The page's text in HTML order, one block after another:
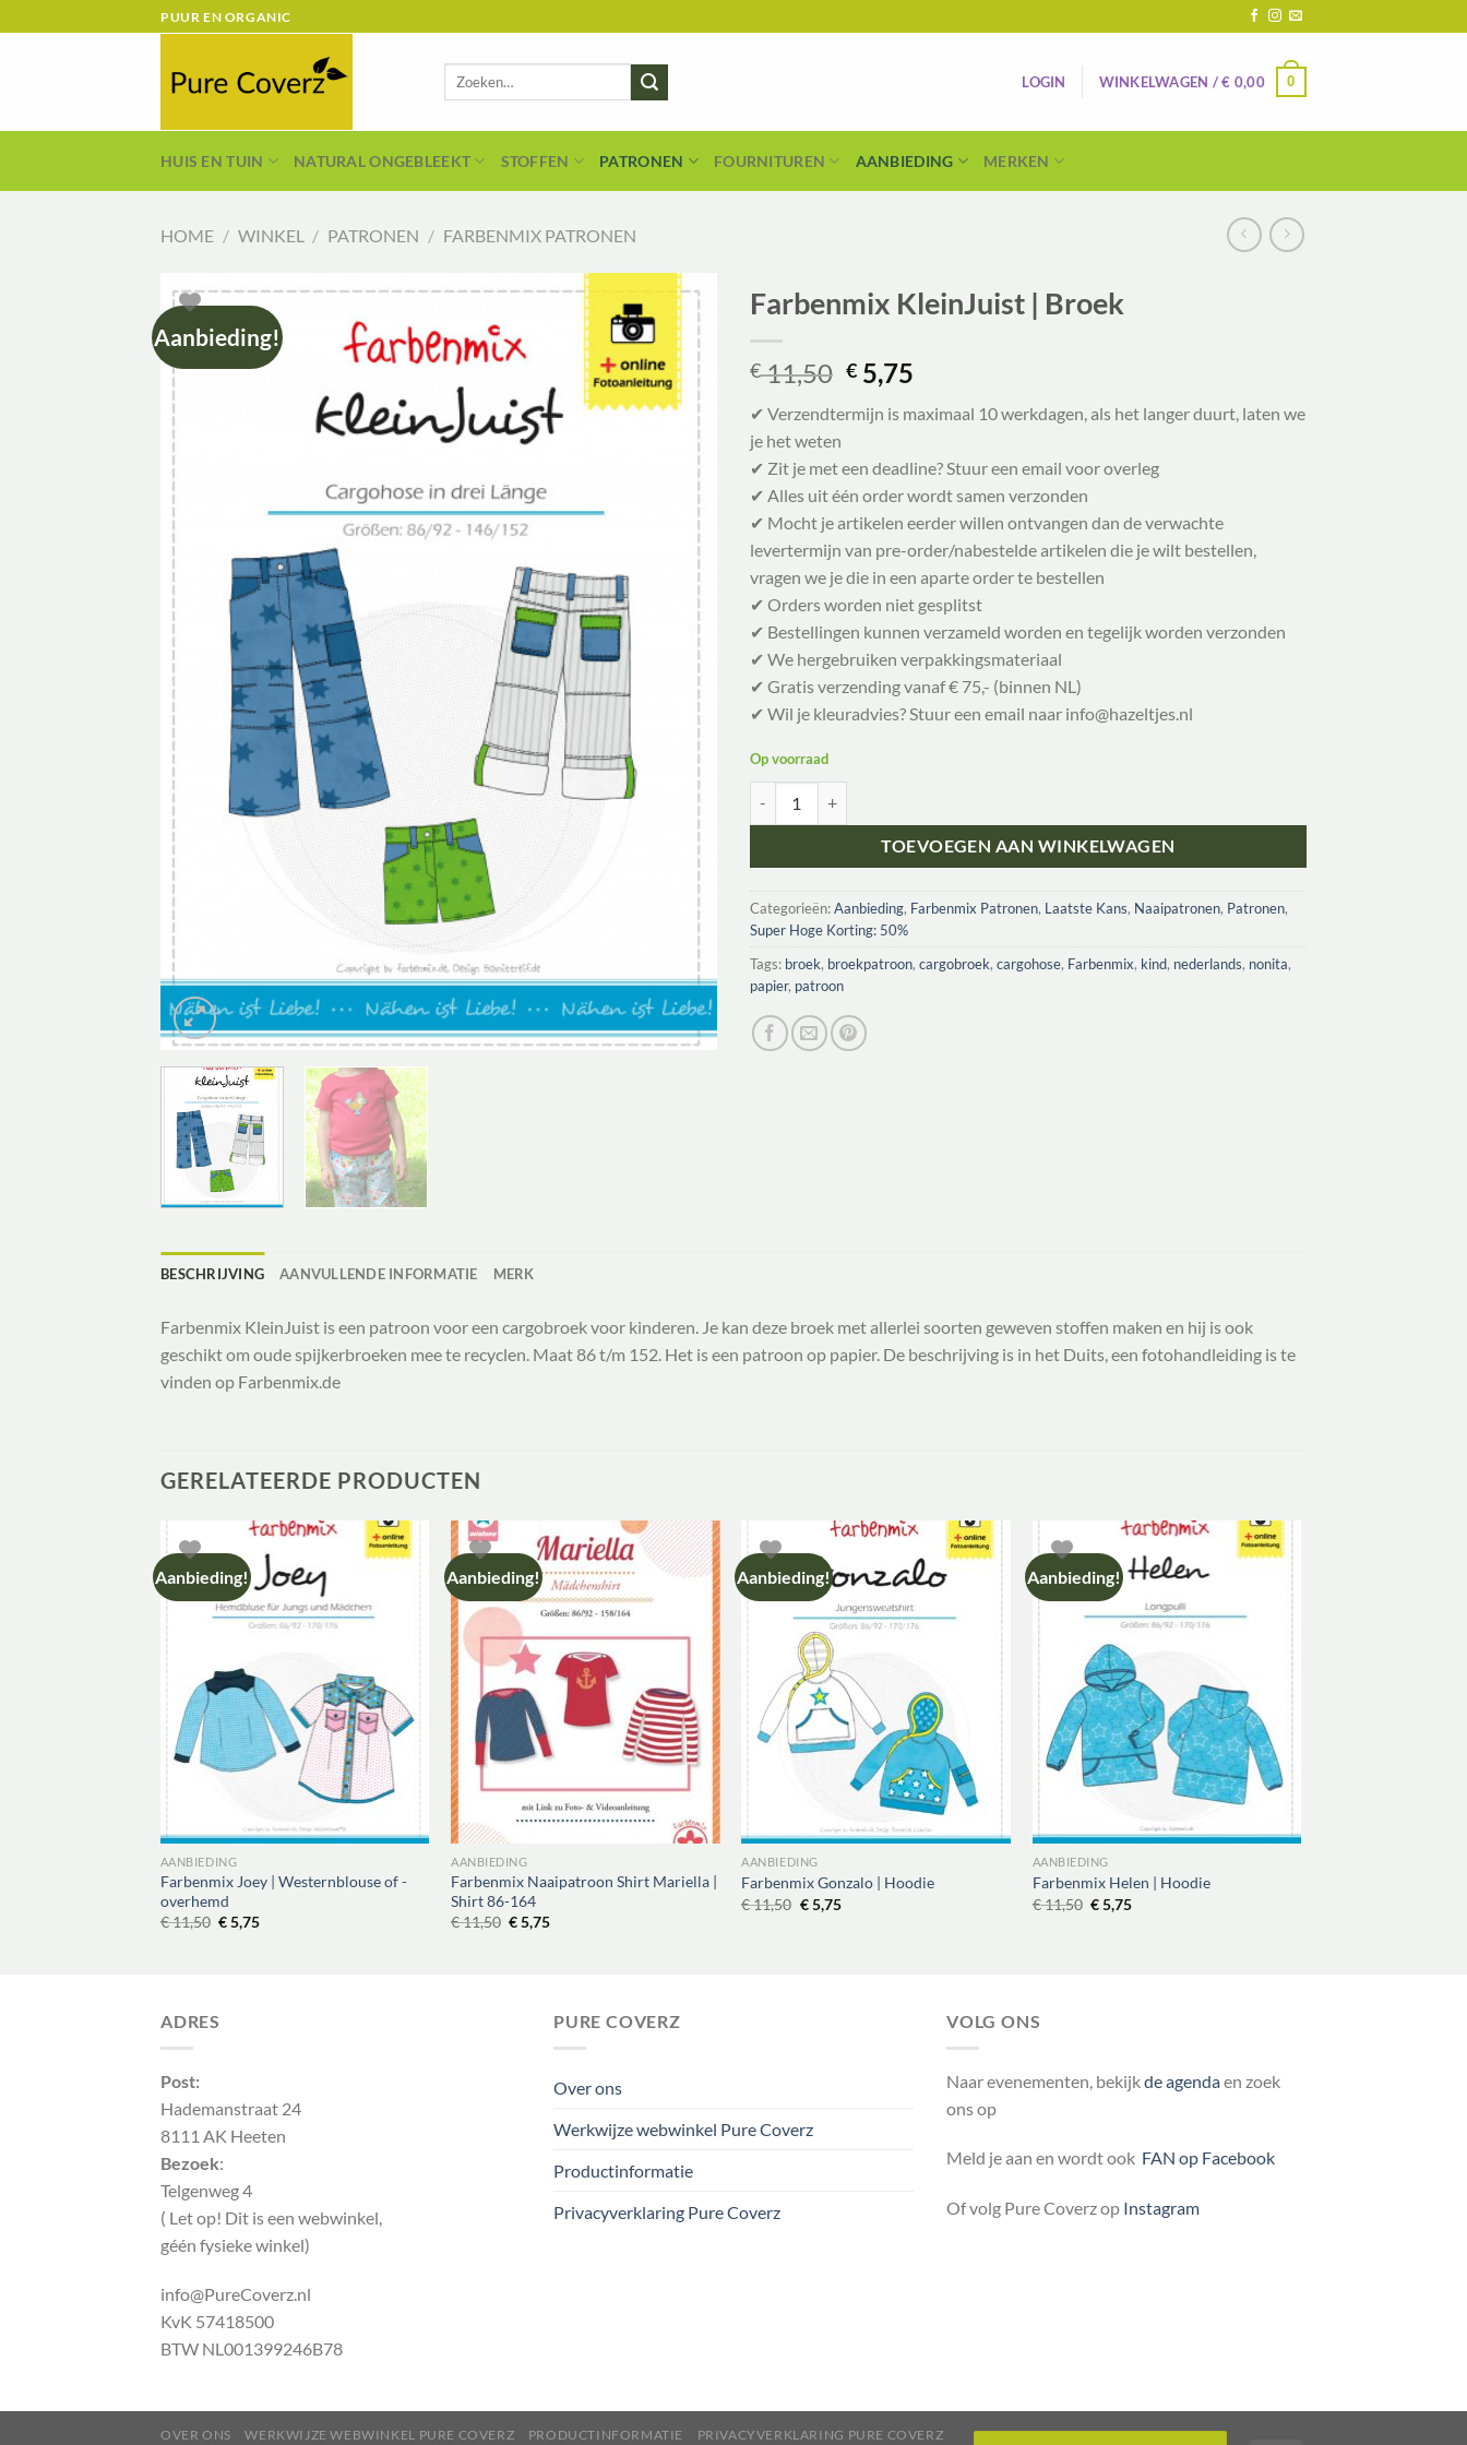
naar
PUUR EN ORGANIC
Zoeken
LOGIN WINKELWAGEN /€ 0,00 0
HUIS EN TUIN NATURAL ONGEBLEEKT STOFFEN PATRONEN FOURNITUREN AANBIEDING MERKEN
HOME / WINKEL / PATRONEN / FARBENMIX PATRONEN
Aanbieding!
Farbenmix KleinJuist | Broek
€11,50 Oorspronkelijke
prijs
was:
€ 5,75
is:
✔ Verzendtermijn is maximaal 10 werkdagen, als het langer duurt, laten we
je het weten
✔ Zit je met een deadline? Stuur een email voor overleg
✔ Alles uit één order wordt samen verzonden
✔ Mocht je artikelen eerder willen ontvangen dan de verwachte
levertermijn van pre-order/nabestelde artikelen die je wilt bestellen,
vragen we je die in een aparte order te bestellen
✔ Orders worden niet gesplitst
✔ Bestellingen kunnen verzameld worden en tegelijk worden verzonden
✔ We hergebruiken verpakkingsmateriaal
✔ Gratis verzending vanaf € 75,- (binnen NL)
✔ Wil je kleuradvies? Stuur een email naar info@hazeltjes.nl
Op voorraad
TOEVOEGEN AAN WINKELWAGEN
Categorieën:Aanbieding, Farbenmix Patronen, Laatste Kans, Naaipatronen, Patronen,
Super Hoge Korting: 50%
Tags: broek, broekpatroon, cargobroek, cargohose, Farbenmix, kind, nederlands, nonita,
papier, patroon
BESCHRIJVING AANVULLENDE INFORMATIE MERK
Farbenmix KleinJuist is een patroon voor een cargobroek voor kinderen. Je kan deze broek met allerlei soorten geweven stoffen maken en hij is ook
geschikt om oude spijkerbroeken mee te recyclen. Maat 86 t/m 152. Het is een patroon op papier. De beschrijving is in het Duits, een fotohandleiding is te
vinden op Farbenmix.de
GERELATEERDE PRODUCTEN
Aanbieding!
AANBIEDING
Farbenmix Joey | Westernblouse of -
overhemd
€11,50 Oorspronkelijke
prijs
€5,75Huidige
Aanbieding!
AANBIEDING
Farbenmix Naaipatroon Shirt Mariella |
Shirt 86-164
€11,50 Oorspronkelijke
prijs
€5,75Huidige
Aanbieding!
AANBIEDING
Farbenmix Gonzalo | Hoodie
€11,50 Oorspronkelijke
prijs
€5,75Huidige
Aanbieding!
AANBIEDING
Farbenmix Helen | Hoodie
€11,50 Oorspronkelijke
prijs
€5,75Huidige
ADRES
Post:
Hademanstraat 24
8111 AK Heeten
Bezoek:
Telgenweg 4
( Let op! Dit is een webwinkel,
géén fysieke winkel)
info@PureCoverz.nl
KvK 57418500
BTW NL001399246B78
PURE COVERZ
Over ons
Werkwijze webwinkel Pure Coverz
Productinformatie
Privacyverklaring Pure Coverz
VOLG ONS
Naar evenementen, bekijkde agendaen zoek
ons op
Meld je aan en wordt ook FAN op Facebook
Of volg Pure Coverz op Instagram
OVER ONS WERKWIJZE WEBWINKEL PURE COVERZ PRODUCTINFORMATIE PRIVACYVERKLARING PURE COVERZ